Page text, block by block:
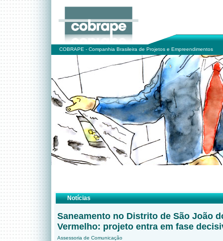
COBRAPE - Companhia Brasileira de Projetos e Empreendimentos
Notícias
Saneamento no Distrito de São João
Vermelho: projeto entra em fase
Assessoria de Comunicação